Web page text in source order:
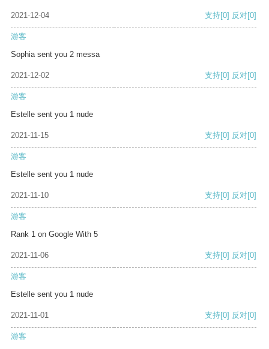
2021-12-04 支持[0] 反对[0]
游客
Sophia sent you 2 messa
2021-12-02 支持[0] 反对[0]
游客
Estelle sent you 1 nude
2021-11-15 支持[0] 反对[0]
游客
Estelle sent you 1 nude
2021-11-10 支持[0] 反对[0]
游客
Rank 1 on Google With 5
2021-11-06 支持[0] 反对[0]
游客
Estelle sent you 1 nude
2021-11-01 支持[0] 反对[0]
游客